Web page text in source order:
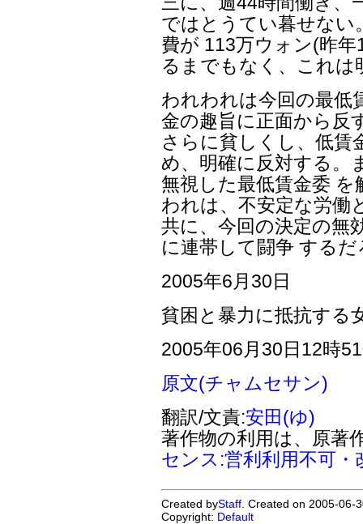
ではとうてい暮せない
費が 113万ウォン(昨
るまでもなく、これは
われわれは今回の最低
金の趣旨に正面から反
さらに貧しくし、低賃
め、明確に反対する。
無視した最低賃金委
われは、不安定な労働
共に、今回の決定の無
に連帯して闘争 するだ
2005年6月30日
貧困と暴力に抵抗する
2005年06月30日12時
原文(チャムセサン)
翻訳/文責:安田(ゆ)
著作物の利用は、原著
センス:営利利用不可・
Created byStaff . Created on 2005-
Copyright: Default